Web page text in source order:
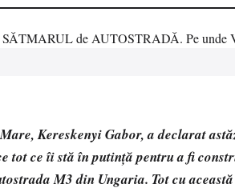
Kereskenyi Gabor, a declarat
tot ce îi stă în putință pentru a fi
M3 din Ungaria. Tot cu